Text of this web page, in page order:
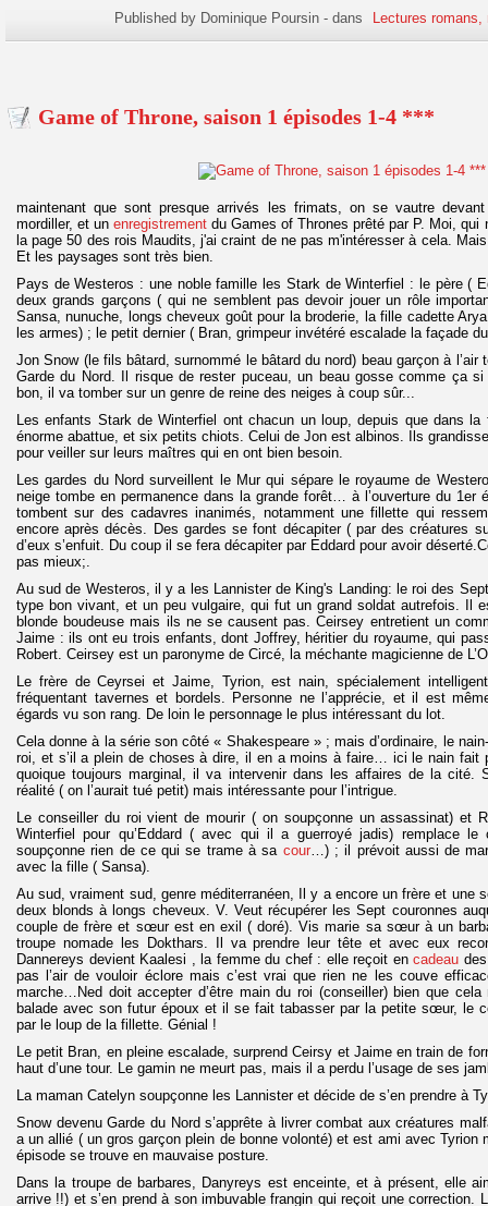
Published by Dominique Poursin -dans Lectures romans,
Game of Throne, saison 1 épisodes 1-4 ***
maintenant que sont presque arrivés les frimats, on se vautre
mordiller, et un enregistrement du Games of Thrones prêté par P. Moi, qui
la page 50 des rois Maudits, j'ai craint de ne pas m'intéresser à cela.
Et les paysages sont très bien.
Pays de Westeros : une noble famille les Stark de Winterfiel : le père (
deux grands garçons ( qui ne semblent pas devoir jouer un rôle
Sansa, nunuche, longs cheveux goût pour la broderie, la fille cadette
les armes) ; le petit dernier ( Bran, grimpeur invétéré escalade la façade
Jon Snow (le fils bâtard, surnommé le bâtard du nord) beau garçon à l’air
Garde du Nord. Il risque de rester puceau, un beau gosse comme ça
bon, il va tomber sur un genre de reine des neiges à coup sûr...
Les enfants Stark de Winterfiel ont chacun un loup, depuis que dans
énorme abattue, et six petits chiots. Celui de Jon est albinos. Ils
pour veiller sur leurs maîtres qui en ont bien besoin.
Les gardes du Nord surveillent le Mur qui sépare le royaume de
neige tombe en permanence dans la grande forêt… à l’ouverture du 1er
tombent sur des cadavres inanimés, notamment une fillette qui
encore après décès. Des gardes se font décapiter ( par des créatures
d’eux s’enfuit. Du coup il se fera décapiter par Eddard pour avoir
pas mieux;.
Au sud de Westeros, il y a les Lannister de King's Landing: le roi des
type bon vivant, et un peu vulgaire, qui fut un grand soldat autrefois. Il
blonde boudeuse mais ils ne se causent pas. Ceirsey entretient un
Jaime : ils ont eu trois enfants, dont Joffrey, héritier du royaume, qui
Robert. Ceirsey est un paronyme de Circé, la méchante magicienne de
Le frère de Ceyrsei et Jaime, Tyrion, est nain, spécialement
fréquentant tavernes et bordels. Personne ne l’apprécie, et il est
égards vu son rang. De loin le personnage le plus intéressant du lot.
Cela donne à la série son côté « Shakespeare » ; mais d’ordinaire, le
roi, et s’il a plein de choses à dire, il en a moins à faire… ici le nain fait
quoique toujours marginal, il va intervenir dans les affaires de la cité.
réalité ( on l’aurait tué petit) mais intéressante pour l’intrigue.
Le conseiller du roi vient de mourir ( on soupçonne un assassinat) et
Winterfiel pour qu’Eddard ( avec qui il a guerroyé jadis) remplace
soupçonne rien de ce qui se trame à sa cour…) ; il prévoit aussi de
avec la fille ( Sansa).
Au sud, vraiment sud, genre méditerranéen, Il y a encore un frère et une
deux blonds à longs cheveux. V. Veut récupérer les Sept couronnes
couple de frère et sœur est en exil ( doré). Vis marie sa sœur à un
troupe nomade les Dokthars. Il va prendre leur tête et avec eux
Dannereys devient Kaalesi , la femme du chef : elle reçoit encadeau
pas l’air de vouloir éclore mais c’est vrai que rien ne les couve
marche…Ned doit accepter d’être main du roi (conseiller) bien que
balade avec son futur époux et il se fait tabasser par la petite sœur, le
par le loup de la fillette. Génial !
Le petit Bran, en pleine escalade, surprend Ceirsy et Jaime en train de
haut d’une tour. Le gamin ne meurt pas, mais il a perdu l’usage de ses
La maman Catelyn soupçonne les Lannister et décide de s’en prendre à
Snow devenu Garde du Nord s’apprête à livrer combat aux créatures
a un allié ( un gros garçon plein de bonne volonté) et est ami avec Tyrion
épisode se trouve en mauvaise posture.
Dans la troupe de barbares, Danyreys est enceinte, et à présent, elle
arrive !!) et s’en prend à son imbuvable frangin qui reçoit une correction.